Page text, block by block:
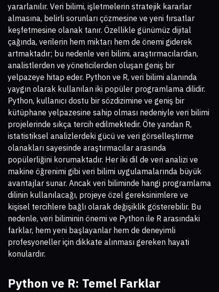
yararlanılır. Veri bilimi, işletmelerin stratejik kararlar
almasına, belirli sorunları çözmesine ve yeni fırsatlar
keşfetmesine olanak tanır. Özellikle günümüz dijital
çağında, verilerin hem miktarı hem de önemi giderek
artmaktadır; bu nedenle veri bilimi, araştırmacılardan,
analistlerden ve yöneticilerden oluşan geniş bir
yelpazeye hitap eder. Python ve R, veri bilimi alanında
yaygın olarak kullanılan iki popüler programlama dilidir.
Python, kullanıcı dostu bir sözdizimine ve geniş bir
kütüphane yelpazesine sahip olması nedeniyle veri bilimi
projelerinde sıkça tercih edilmektedir. Öte yandan R,
istatistiksel analizlerdeki gücü ve veri görselleştirme
olanakları sayesinde araştırmacılar arasında
popülerliğini korumaktadır. Her iki dil de veri analizi ve
makine öğrenimi gibi veri bilimi uygulamalarında büyük
avantajlar sunar. Ancak veri biliminde hangi programlama
dilinin kullanılacağı, projeye özel gereksinimlere ve
kişisel tercihlere bağlı olarak değişiklik gösterebilir. Bu
nedenle, veri biliminin önemi ve Python ile R arasındaki
farklar, hem yeni başlayanlar hem de deneyimli
profesyoneller için dikkate alınması gereken hayati
konulardır.
Python ve R: Temel Farklar